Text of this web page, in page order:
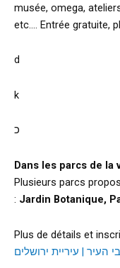
musée, omega,
etc…. Entrée gratuite,
d
k
כ
Dans les parcs de la
Plusieurs parcs
: Jardin Botanique,
Plus de détails et
העיר | עיריית ירושלים